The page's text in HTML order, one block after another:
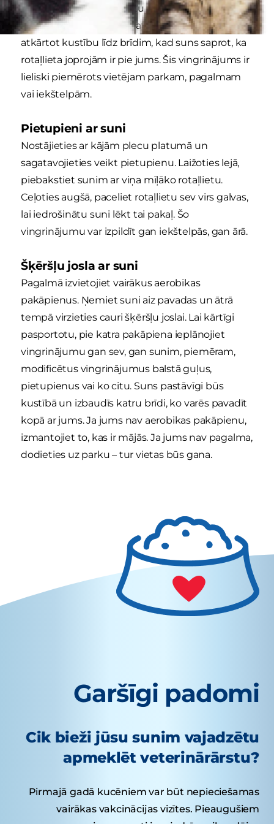
suņa iecienītāko rotaļlietu un, kad esat piecēlies
kājās, izliecieties, ka metat to prom. Turpiniet
atkārtot kustību līdz brīdim, kad suns saprot, ka
rotaļlieta joprojām ir pie jums. Šis vingrinājums ir
lieliski piemērots vietējam parkam, pagalmam
vai iekštelpām.
Pietupieni ar suni
Nostājieties ar kājām plecu platumā un
sagatavojieties veikt pietupienu. Laižoties lejā,
piebakstiet sunim ar viņa mīļāko rotaļlietu.
Ceļoties augšā, paceliet rotaļlietu sev virs galvas,
lai iedrošinātu suni lēkt tai pakaļ. Šo
vingrinājumu var izpildīt gan iekštelpās, gan ārā.
Šķēršļu josla ar suni
Pagalmā izvietojiet vairākus aerobikas
pakāpienus. Ņemiet suni aiz pavadas un ātrā
tempā virzieties cauri šķēršļu joslai. Lai kārtīgi
pasportotu, pie katra pakāpiena ieplānojiet
vingrinājumu gan sev, gan sunim, piemēram,
modificētus vingrinājumus balstā guļus,
pietupienus vai ko citu. Suns pastāvīgi būs
kustībā un izbaudīs katru brīdi, ko varēs pavadīt
kopā ar jums. Ja jums nav aerobikas pakāpienu,
izmantojiet to, kas ir mājās. Ja jums nav pagalma,
dodieties uz parku – tur vietas būs gana.
Garšīgi padomi
Cik bieži jūsu sunim vajadzētu
apmeklēt veterinārārstu?
Pirmajā gadā kucēniem var būt nepieciešamas
vairākas vakcinācijas vizītes. Pieaugušiem